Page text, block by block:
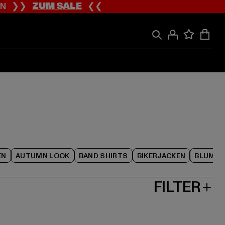
❯❯ZUM SALE❮❮
AUTUMN LOOK BAND SHIRTS BIKERJACKEN
FILTER